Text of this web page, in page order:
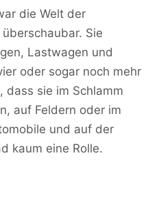
die Welt der
Sie
Lastwagen und
oder sogar noch mehr
dass sie im Schlamm
auf Feldern oder im
und auf der
kaum eine Rolle.